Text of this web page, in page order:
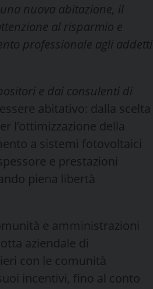
nuova abitazione, il
al risparmio e
professionale agli addetti
e dai consulenti di
abitativo: dalla scelta
l’ottimizzazione della
a sistemi fotovoltaici
e prestazioni
piena libertà
e amministrazioni
aziendale di
con le comunità
incentivi, fino al conto